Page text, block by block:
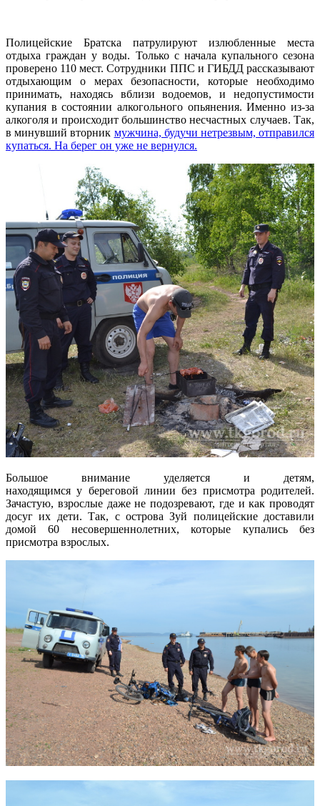
Полицейские Братска патрулируют излюбленные места
отдыха граждан у воды. Только с начала купального сезона
проверено 110 мест. Сотрудники ППС и ГИБДД рассказывают
отдыхающим о мерах безопасности, которые необходимо
принимать, находясь вблизи водоемов, и недопустимости
купания в состоянии алкогольного опьянения. Именно из-за
алкоголя и происходит большинство несчастных случаев. Так,
в минувший вторник мужчина, будучи нетрезвым, отправился
купаться. На берег он уже не вернулся.
Большое внимание уделяется и детям,
находящимся у береговой линии без присмотра родителей.
Зачастую, взрослые даже не подозревают, где и как проводят
досуг их дети. Так, с острова Зуй полицейские доставили
домой 60 несовершеннолетних, которые купались без
присмотра взрослых.